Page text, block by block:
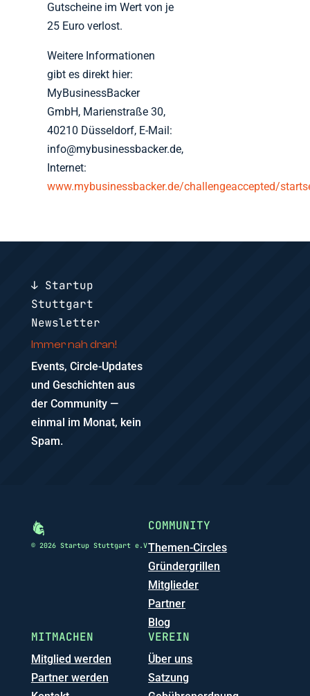
Gutscheine im Wert von je
25 Euro verlost.
Weitere Informationen
gibt es direkt hier:
MyBusinessBacker
GmbH, Marienstraße 30,
40210 Düsseldorf, E-Mail:
info@mybusinessbacker.de,
Internet:
www.mybusinessbacker.de/challengeaccepted/
↓ Startup
Stuttgart
Newsletter
Immer nah dran!
Events, Circle-Updates
und Geschichten aus
der Community —
einmal im Monat, kein
Spam.
© 2026 Startup Stuttgart e.V
COMMUNITY
Themen-Circles
Gründergrillen
Mitglieder
Partner
Blog
MITMACHEN
Mitglied werden
Partner werden
VEREIN
Über uns
Satzung